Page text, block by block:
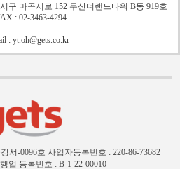
구 마곡서로 152 두산더랜드타워 B동 919호
: 02-3463-4294
: yt.oh@gets.co.kr
서-0096호 사업자등록번호 : 220-86-73682
업 등록번호 : B-1-22-00010